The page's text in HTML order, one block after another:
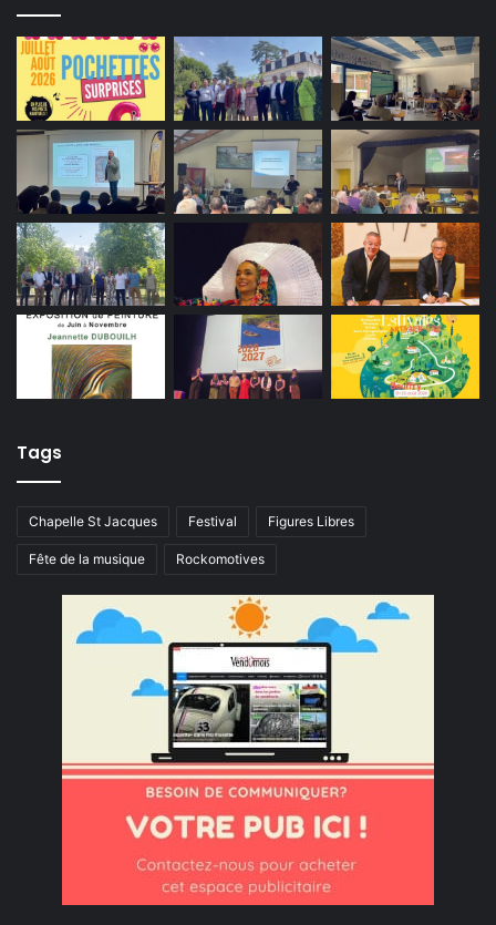
Tags
Chapelle St Jacques Festival Figures Libres
Fête de la musique Rockomotives